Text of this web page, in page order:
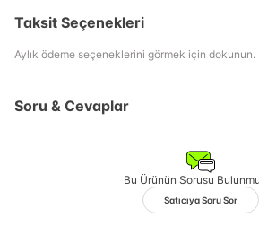
Taksit Seçenekleri
Aylık ödeme seçeneklerini görmek için dokunun.
Soru & Cevaplar
Bu Ürünün Sorusu
Satıcıya Soru Sor